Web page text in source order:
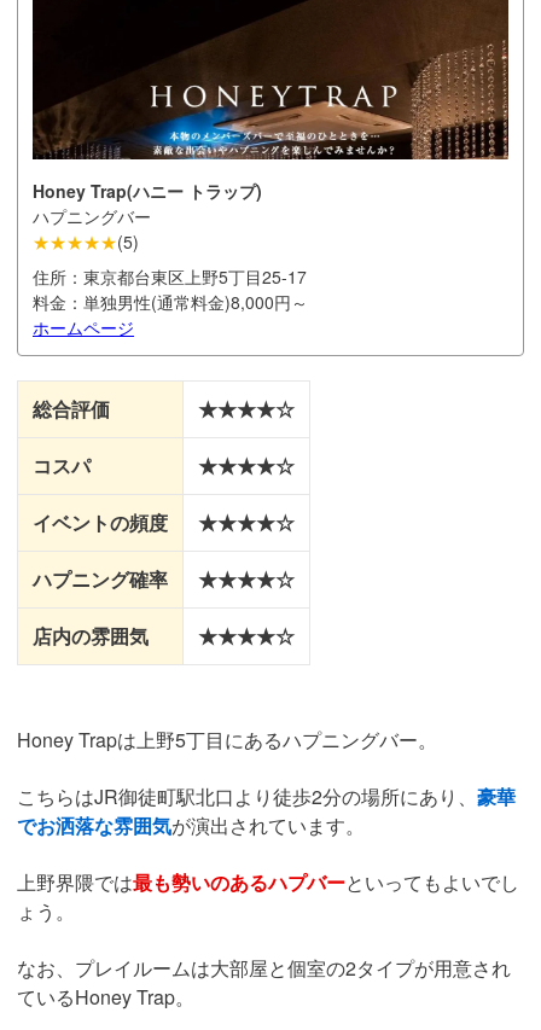
Honey Trap(ハニー トラップ)
ハプニングバー
★★★★★(5)
住所： 東京都台東区上野5丁目25-17
料金： 単独男性(通常料金)8,000円～
ホームページ
総合評価 ★★★★☆
コスパ ★★★★☆
イベントの頻度 ★★★★☆
ハプニング確率 ★★★★☆
店内の雰囲気 ★★★★☆
Honey Trapは上野5丁目にあるハプニングバー。
こちらはJR御徒町駅北口より徒歩2分の場所にあり、 豪華
でお洒落な雰囲気が演出されています。
上野界隈では最も勢いのあるハプバーといってもよいでし
ょう。
なお、プレイルームは大部屋と個室の2タイプが用意され
ているHoney Trap。